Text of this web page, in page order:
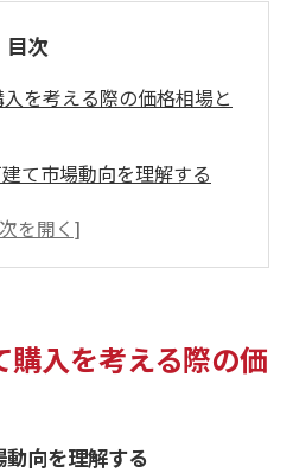
目次
を考える際の価格相場と
て市場動向を理解する
る要因とは
おくべき価格交渉のコツ
くべき門真市の地域特性
の魅力
購入を考える際の価
向を理解する